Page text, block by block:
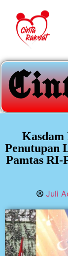
Penutupan
Pamtas RI-
Juli